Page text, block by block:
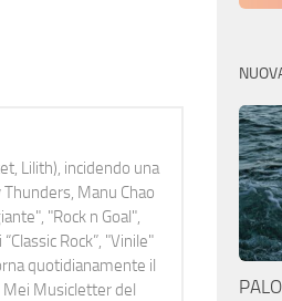
Lilith), incidendo una
Manu Chao
"Rock n Goal",
Rock”, "Vinile"
quotidianamente il
Mei Musicletter del